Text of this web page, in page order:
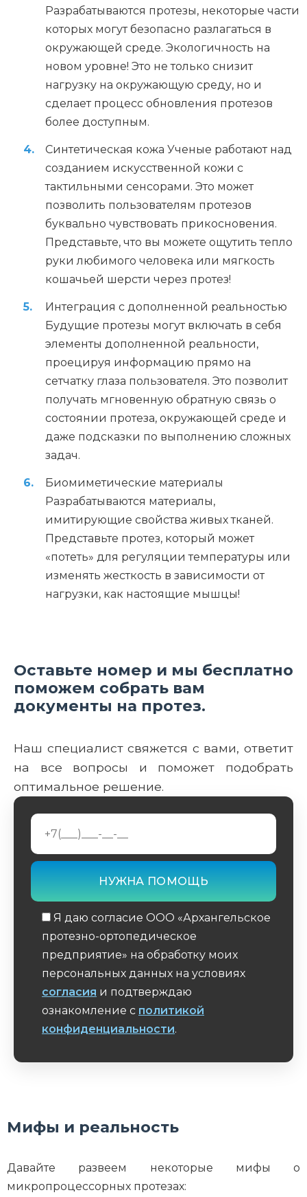
Разрабатываются протезы, некоторые части
которых могут безопасно разлагаться в
окружающей среде. Экологичность на
новом уровне! Это не только снизит
нагрузку на окружающую среду, но и
сделает процесс обновления протезов
более доступным.
Синтетическая кожа Ученые работают над
созданием искусственной кожи с
тактильными сенсорами. Это может
позволить пользователям протезов
буквально чувствовать прикосновения.
Представьте, что вы можете ощутить тепло
руки любимого человека или мягкость
кошачьей шерсти через протез!
Интеграция с дополненной реальностью
Будущие протезы могут включать в себя
элементы дополненной реальности,
проецируя информацию прямо на
сетчатку глаза пользователя. Это позволит
получать мгновенную обратную связь о
состоянии протеза, окружающей среде и
даже подсказки по выполнению сложных
задач.
Биомиметические материалы
Разрабатываются материалы,
имитирующие свойства живых тканей.
Представьте протез, который может
«потеть» для регуляции температуры или
изменять жесткость в зависимости от
нагрузки, как настоящие мышцы!
Оставьте номер и мы бесплатно
поможем собрать вам
документы на протез.
Наш специалист свяжется с вами, ответит
на все вопросы и поможет подобрать
оптимальное решение.
Я даю согласие ООО «Архангельское
протезно-ортопедическое
предприятие» на обработку моих
персональных данных на условиях
согласия и подтверждаю
ознакомление с политикой
конфиденциальности.
Мифы и реальность
Давайте развеем некоторые мифы о
микропроцессорных протезах: